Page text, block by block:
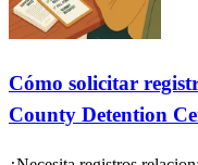
Cómo solicitar
County Detention